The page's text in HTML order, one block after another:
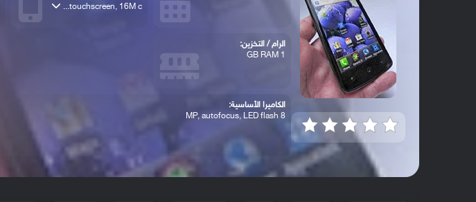
touchscreen, 16M c...
الرام / التخزين:
1 GB RAM
الكاميرا الأساسية:
8 MP, autofocus, LED flash